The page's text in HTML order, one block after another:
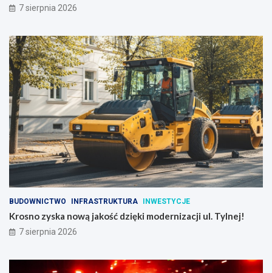
7 sierpnia 2026
BUDOWNICTWO INFRASTRUKTURA INWESTYCJE
Krosno zyska nową jakość dzięki modernizacji ul. Tylnej!
7 sierpnia 2026